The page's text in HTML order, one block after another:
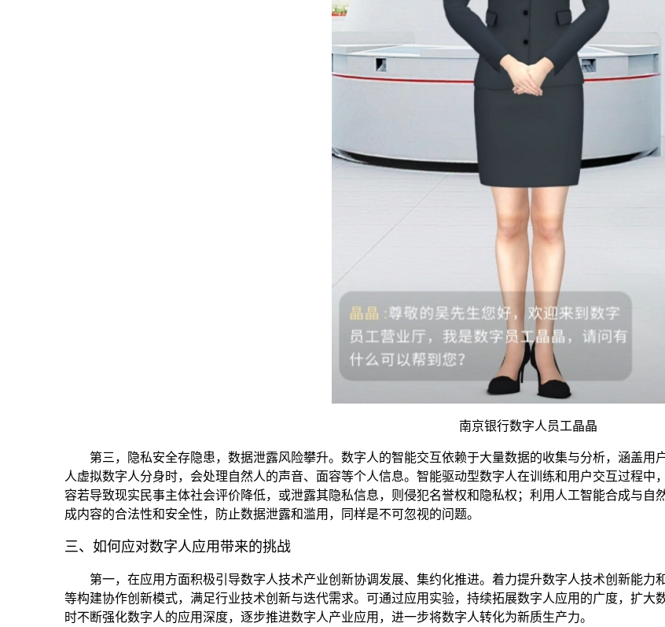
南京银行数字人员工晶晶
第三，隐私安全存隐患，数据泄露风险攀升。 数字人的智能交互依赖于大量数据的收集与分析，涵盖
人虚拟数字人分身时，会处理自然人的声音、面容等个人信息。智能驱动型数字人在训练和用户交互过程
容若导致现实民事主体社会评价降低，或泄露其隐私信息，则侵犯名誉权和隐私权；利用人工智能合成与
成内容的合法性和安全性，防止数据泄露和滥用，同样是不可忽视的问题。
三、如何应对数字人应用带来的挑战
第一，在应用方面积极引导数字人技术产业创新协调发展、集约化推进。 着力提升数字人技术创新能力
等构建协作创新模式，满足行业技术创新与迭代需求。可通过应用实验，持续拓展数字人应用的广度，扩
时不断强化数字人的应用深度，逐步推进数字人产业应用，进一步将数字人转化为新质生产力。